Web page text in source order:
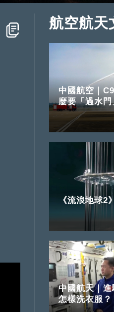
航空航天
中國航空｜
麼要「過水門
《流浪地球2
中國航天｜
怎樣洗衣服？